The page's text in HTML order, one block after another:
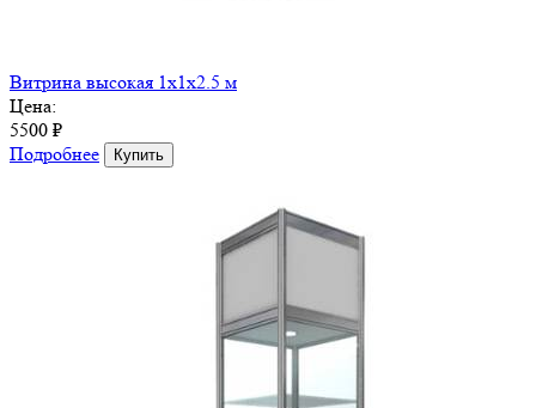
Витрина высокая 1x1x2.5 м
Цена:
5500 ₽
Подробнее
Купить